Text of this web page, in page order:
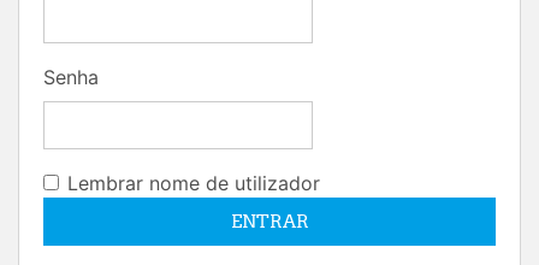
Senha
Lembrar nome de utilizador